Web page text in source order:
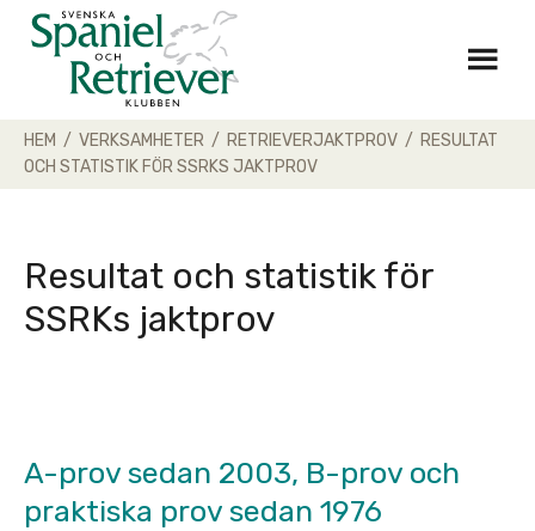
Skip
HEM / VERKSAMHETER / RETRIEVERJAKTPROV / RESULTAT
OCH STATISTIK FÖR SSRKS JAKTPROV
Resultat och statistik för
SSRKs jaktprov
A-prov sedan 2003, B-prov och
praktiska prov sedan 1976